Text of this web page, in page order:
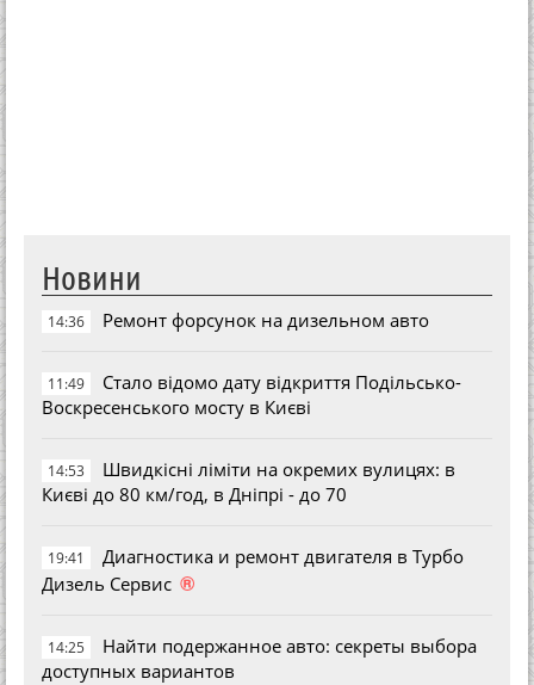
Новини
14:36 Ремонт форсунок на дизельном авто
11:49
Стало відомо дату відкриття Подільсько-
Воскресенського мосту в Києві
14:53
Швидкісні ліміти на окремих вулицях: в
Києві до 80 км/год, в Дніпрі - до 70
19:41
Диагностика и ремонт двигателя в Турбо
Дизель Сервис ®
14:25
Найти подержанное авто: секреты выбора
доступных вариантов